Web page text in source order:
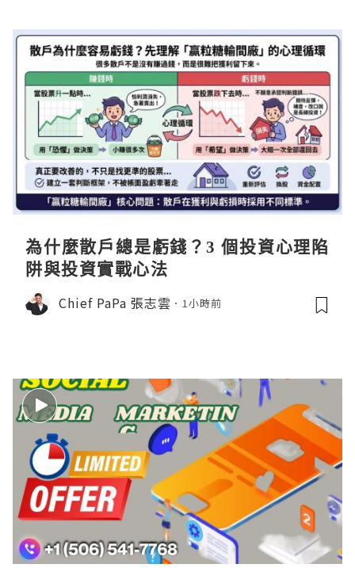
為什麼散戶總是虧錢？3 個投資心理陷
阱與投資實戰心法
Chief PaPa 張志雲 1小時前